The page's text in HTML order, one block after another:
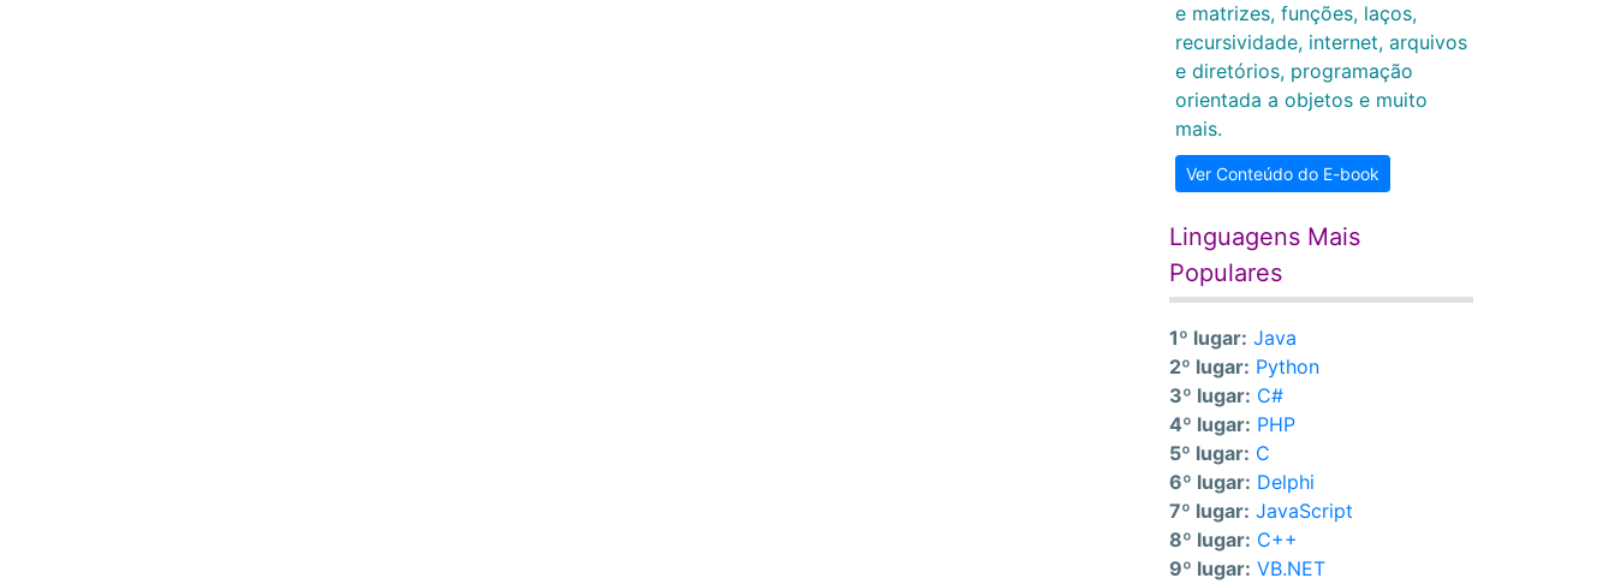
e matrizes, funções, laços,
recursividade, internet, arquivos
e diretórios, programação
orientada a objetos e muito
mais.
Ver Conteúdo do E-book
Linguagens Mais
Populares
1º lugar: Java
2º lugar: Python
3º lugar: C#
4º lugar: PHP
5º lugar: C
6º lugar: Delphi
7º lugar: JavaScript
8º lugar: C++
9º lugar: VB.NET